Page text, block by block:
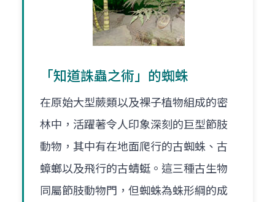
「知道誅蟲之術」的蜘蛛
在原始大型蕨類以及裸子植物組成的密
林中，活躍著令人印象深刻的巨型節肢
動物，其中有在地面爬行的古蜘蛛、古
蟑螂以及飛行的古蜻蜓。這三種古生物
同屬節肢動物門，但蜘蛛為蛛形綱的成